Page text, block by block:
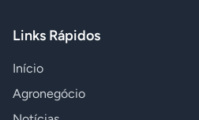
Links Rápidos
Início
Agronegócio